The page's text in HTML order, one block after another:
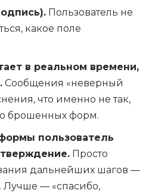
Пользователь не
какое поле
в реальном времени,
Сообщения «неверный
что именно не так,
брошенных форм.
пользователь
Просто
дальнейших шагов —
Лучше — «спасибо,